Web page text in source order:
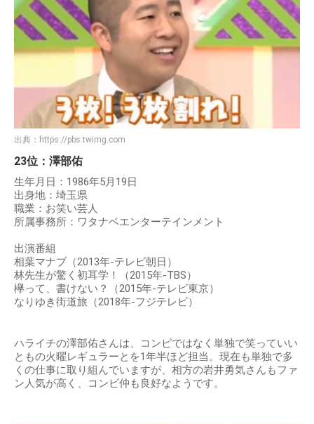
出典： https://pbs.twimg.com
23位：澤部佑
生年月日：1986年5月19日
出身地：埼玉県
職業：お笑い芸人
所属事務所：ワタナベエンターテインメント
出演番組
相葉マナブ（2013年-テレビ朝日）
林先生が驚く初耳学！（2015年-TBS）
欅って、書けない？（2015年-テレビ東京）
なりゆき街道旅（2018年-フジテレビ）
ハライチの澤部佑さんは、コンビではなく単独で笑っていい
ともの火曜レギュラーとを1年半ほど担当。現在も単独で多
くの仕事に取り組んでいますが、相方の岩井勇気さんもファ
ン人気が高く、コンビ仲も良好なようです。